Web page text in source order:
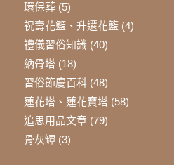
環保葬(5)
祝壽花籃、升遷花籃(4)
禮儀習俗知識(40)
納骨塔(18)
習俗節慶百科(48)
蓮花塔、蓮花寶塔(58)
追思用品文章(79)
骨灰罈(3)